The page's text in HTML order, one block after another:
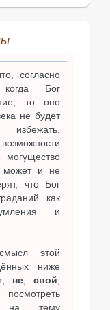
согласно
когда Бог
то оно
не будет
избежать.
могущество
может и не
что Бог
как
и
этой
ниже
, не,свой,
на тему